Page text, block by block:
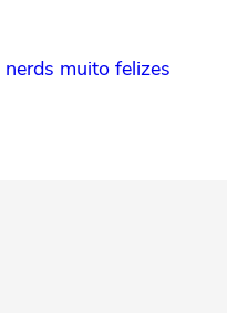
muito felizes